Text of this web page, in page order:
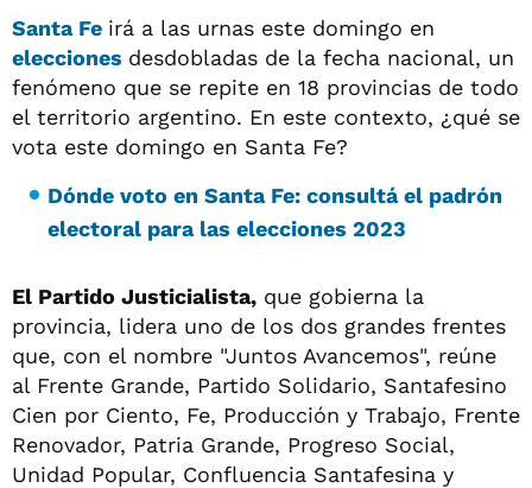
Santa Fe irá a las urnas este domingo en
elecciones desdobladas de la fecha nacional, un
fenómeno que se repite en 18 provincias de todo
el territorio argentino. En este contexto, ¿qué se
vota este domingo en Santa Fe?
Dónde voto en Santa Fe: consultá el padrón
electoral para las elecciones 2023
El Partido Justicialista, que gobierna la
provincia, lidera uno de los dos grandes frentes
que, con el nombre "Juntos Avancemos", reúne
al Frente Grande, Partido Solidario, Santafesino
Cien por Ciento, Fe, Producción y Trabajo, Frente
Renovador, Patria Grande, Progreso Social,
Unidad Popular, Confluencia Santafesina y